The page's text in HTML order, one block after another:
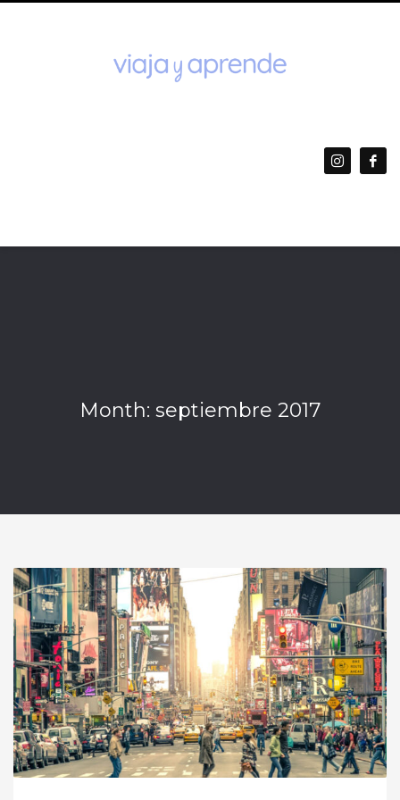
Month: septiembre 2017